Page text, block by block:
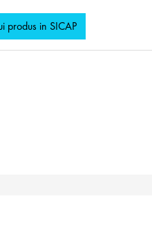
produs in SICAP